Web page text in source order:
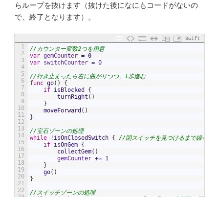
らループを抜けます（抜けた後になにもコードがないの
で、終了となります）。
Swift
1
2
3
4
5
6
7
8
9
10
11
12
13
14
15
16
17
18
19
20
21
22
//カウンター変数2つを用意
var gemCounter = 0
var switchCounter = 0
//行き止まったら右に曲がりつつ、1歩進む
func go( )
{
if isBlocked
{
turnRight ( )
}
moveForward ( )
}
//宝石ゾーンの処理
while
! isOnClosedSwitch {
//閉スイッチを見つけるまで繰り返す
if isOnGem {
collectGem( )
gemCounter += 1
}
go( )
}
//スイッチゾーンの処理